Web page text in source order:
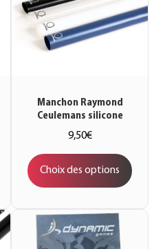
Manchon Raymond
Ceulemans silicone
9,50€
Choix des options